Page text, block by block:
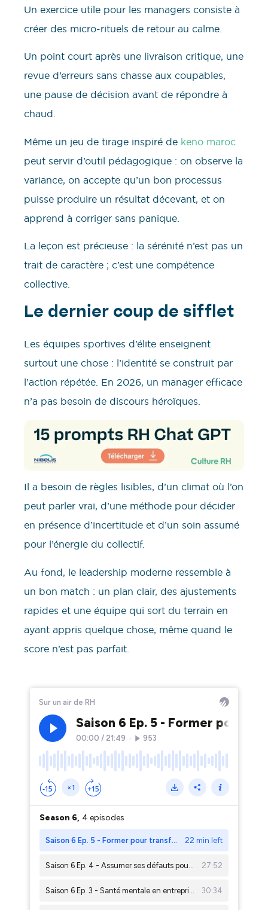
Un exercice utile pour les managers consiste à
créer des micro-rituels de retour au calme.
Un point court après une livraison critique, une
revue d’erreurs sans chasse aux coupables,
une pause de décision avant de répondre à
chaud.
Même un jeu de tirage inspiré de keno maroc
peut servir d’outil pédagogique : on observe la
variance, on accepte qu’un bon processus
puisse produire un résultat décevant, et on
apprend à corriger sans panique.
La leçon est précieuse : la sérénité n’est pas un
trait de caractère ; c’est une compétence
collective.
Le dernier coup de sifflet
Les équipes sportives d’élite enseignent
surtout une chose : l’identité se construit par
l’action répétée. En 2026, un manager efficace
n’a pas besoin de discours héroïques.
Il a besoin de règles lisibles, d’un climat où l’on
peut parler vrai, d’une méthode pour décider
en présence d’incertitude et d’un soin assumé
pour l’énergie du collectif.
Au fond, le leadership moderne ressemble à
un bon match : un plan clair, des ajustements
rapides et une équipe qui sort du terrain en
ayant appris quelque chose, même quand le
score n’est pas parfait.